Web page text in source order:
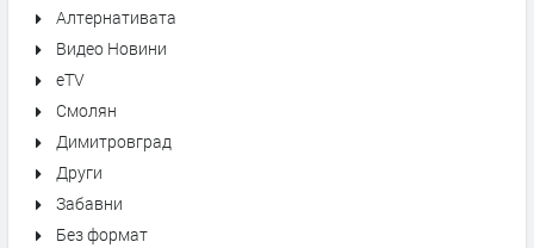
Алтернативата
Видео Новини
eTV
Смолян
Димитровград
Други
Забавни
Без формат